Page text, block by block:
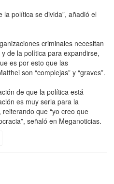
la política se divida”, añadió el
criminales necesitan
de la política para expandirse,
es por esto que las
son “complejas” y “graves”.
de que la política está
es muy seria para la
que “yo creo que
señaló en Meganoticias.